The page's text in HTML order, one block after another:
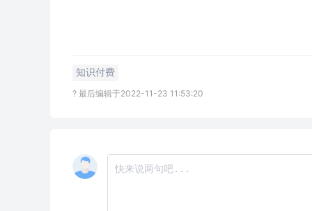
知识付费
? 最后编辑于2022-11-23 11:53:20